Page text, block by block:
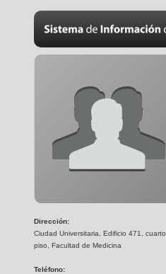
Dirección:
Ciudad Universitaria, Edificio 471, cuarto
piso, Facultad de Medicina
Teléfono: